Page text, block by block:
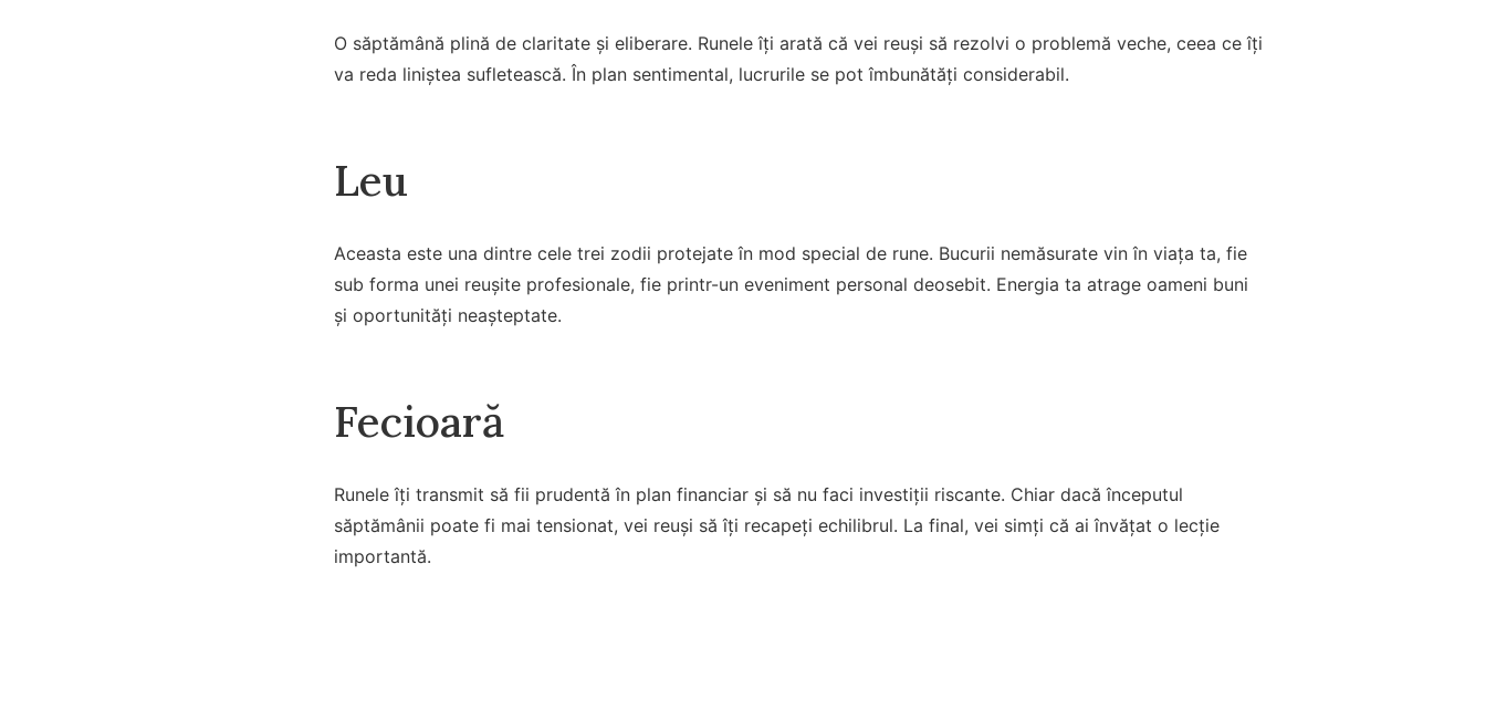
O săptămână plină de claritate și eliberare. Runele îți arată că vei reuși să rezolvi o problemă veche, ceea ce îți
va reda liniștea sufletească. În plan sentimental, lucrurile se pot îmbunătăți considerabil.
Leu
Aceasta este una dintre cele trei zodii protejate în mod special de rune. Bucurii nemăsurate vin în viața ta, fie
sub forma unei reușite profesionale, fie printr-un eveniment personal deosebit. Energia ta atrage oameni buni
și oportunități neașteptate.
Fecioară
Runele îți transmit să fii prudentă în plan financiar și să nu faci investiții riscante. Chiar dacă începutul
săptămânii poate fi mai tensionat, vei reuși să îți recapeți echilibrul. La final, vei simți că ai învățat o lecție
importantă.